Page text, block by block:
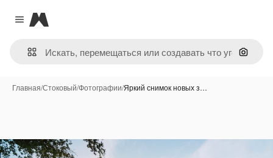
Close menu
Magnific
Поиск
Главная/Стоковый/Фотографии/Яркий снимок новых з…